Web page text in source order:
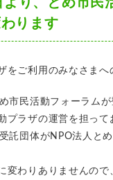
ば
り、とめ市民
ります
をご利用のみなさまへ
市民活動フォーラム
プラザの運営を担っ
託団体がNPO法人と
変わりありませんので